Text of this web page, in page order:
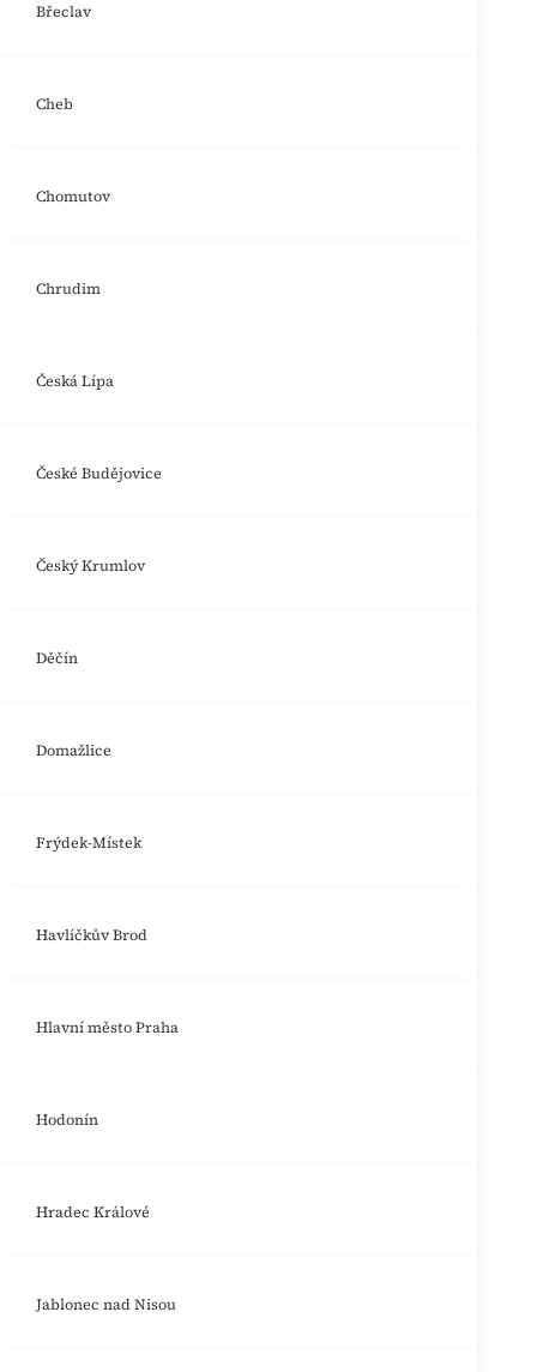
Břeclav
Cheb
Chomutov
Chrudim
Česká Lípa
České Budějovice
Český Krumlov
Děčín
Domažlice
Frýdek-Místek
Havlíčkův Brod
Hlavní město Praha
Hodonín
Hradec Králové
Jablonec nad Nisou